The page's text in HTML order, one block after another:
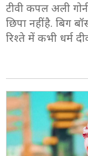
टीवी कपल अली
छिपा नहीं है. बिग
रिश्ते में कभी धर्म